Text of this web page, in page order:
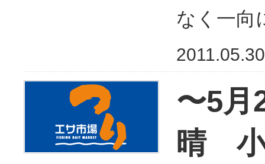
なく一向
2011.05.30
〜5月
晴